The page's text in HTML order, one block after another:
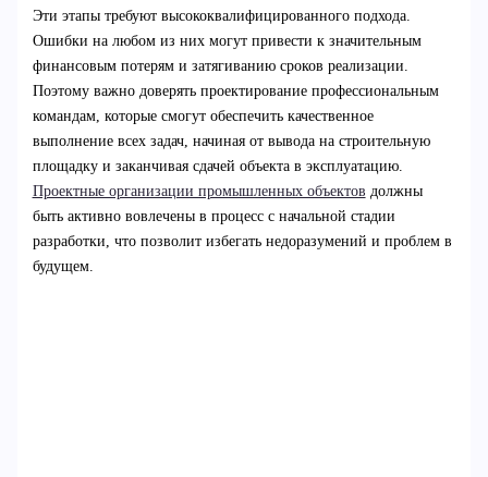
Эти этапы требуют высококвалифицированного подхода.
Ошибки на любом из них могут привести к значительным
финансовым потерям и затягиванию сроков реализации.
Поэтому важно доверять проектирование профессиональным
командам, которые смогут обеспечить качественное
выполнение всех задач, начиная от вывода на строительную
площадку и заканчивая сдачей объекта в эксплуатацию.
Проектные организации промышленных объектов должны
быть активно вовлечены в процесс с начальной стадии
разработки, что позволит избегать недоразумений и проблем в
будущем.